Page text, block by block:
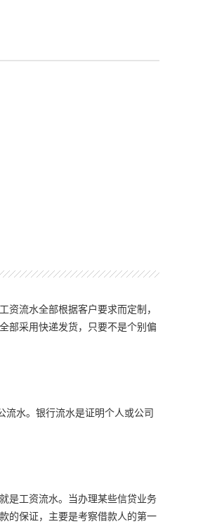
流水全部根据客户要求而定制，
部采用快递发货，只要不是个别偏
水。银行流水是证明个人或公司
是工资流水。当办理某些信贷业务
的保证，主要是考察借款人的第一